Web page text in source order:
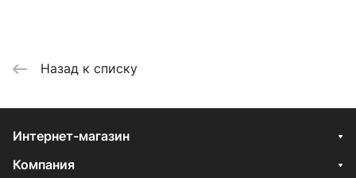
Назад к списку
Интернет-магазин
Компания